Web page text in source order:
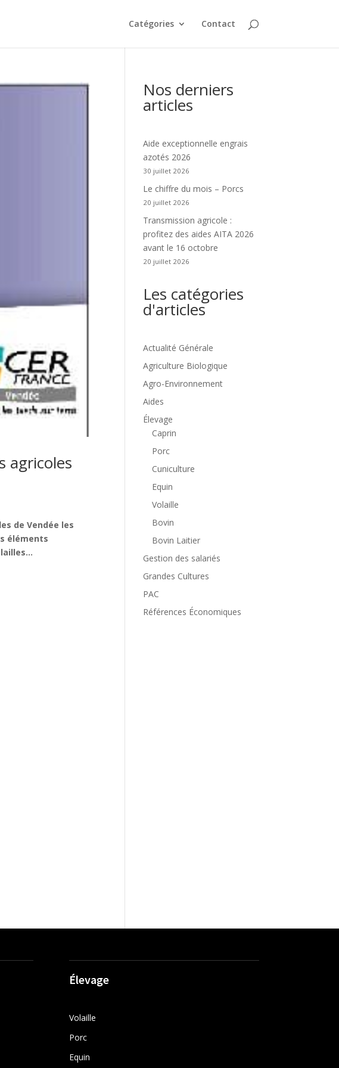
Catégories Contact
agricoles
de Vendée les
éléments
Nos derniers
articles
Aide exceptionnelle engrais
azotés 2026
30 juillet 2026
Le chiffre du mois – Porcs
20 juillet 2026
Transmission agricole :
profitez des aides AITA 2026
avant le 16 octobre
20 juillet 2026
Les catégories
d'articles
Actualité Générale
Agriculture Biologique
Agro-Environnement
Aides
Élevage
Caprin
Porc
Cuniculture
Equin
Volaille
Bovin
Bovin Laitier
Gestion des salariés
Grandes Cultures
PAC
Références Économiques
Élevage
Volaille
Porc
Equin